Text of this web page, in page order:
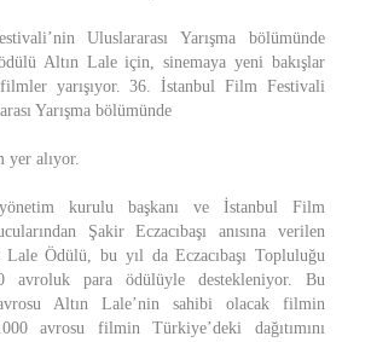
Uluslararası Yarışma bölümünde
Altın Lale için, sinemaya yeni bakışlar
filmler yarışıyor. 36. İstanbul Film Festivali
Yarışma bölümünde
yer alıyor.
kurulu başkanı ve İstanbul Film
Şakir Eczacıbaşı anısına verilen
Lale Ödülü, bu yıl da Eczacıbaşı Topluluğu
avroluk para ödülüyle destekleniyor. Bu
Altın Lale’nin sahibi olacak filmin
avrosu filmin Türkiye’deki dağıtımını